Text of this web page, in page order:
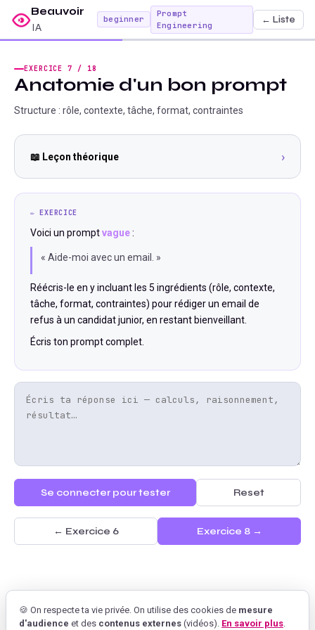
Beauvoir
IA
beginner
Prompt
Engineering
← Liste
EXERCICE7 / 18
Anatomie d'un bon prompt
Structure : rôle, contexte, tâche, format, contraintes
📖 Leçon théorique ›
✏️ EXERCICE
Voici un promptvague:
« Aide-moi avec un email. »
Réécris-le en y incluant les 5 ingrédients (rôle, contexte,
tâche, format, contraintes) pour rédiger un email de
refus à un candidat junior, en restant bienveillant.
Écris ton prompt complet.
Se connecter pour tester Reset
← Exercice 6 Exercice 8→
🍪 On respecte ta vie privée. On utilise des cookies de mesure
d'audience et des contenus externes (vidéos). En savoir plus.